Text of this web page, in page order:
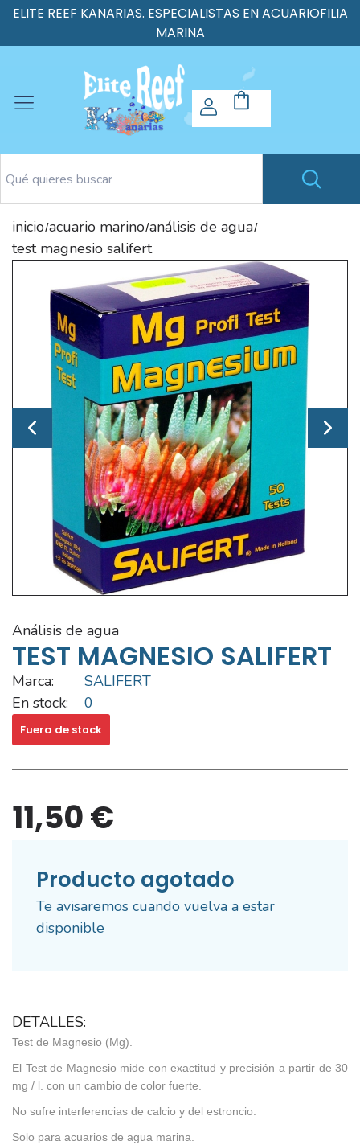
ELITE REEF KANARIAS. ESPECIALISTAS EN ACUARIOFILIA
MARINA
inicio/acuario marino/análisis de agua/
test magnesio salifert
análisis de agua
TEST MAGNESIO SALIFERT
Marca:
SALIFERT
En stock:
0
Fuera de stock
11,50 €
Producto agotado
Te avisaremos cuando vuelva a estar
disponible
DETALLES:
Test de Magnesio (Mg).
El Test de Magnesio mide con exactitud y precisión a partir de 30
mg / l. con un cambio de color fuerte.
No sufre interferencias de calcio y del estroncio.
Solo para acuarios de agua marina.